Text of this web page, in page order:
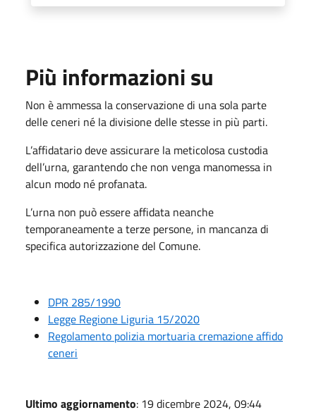
Più informazioni su
Non è ammessa la conservazione di una sola parte
delle ceneri né la divisione delle stesse in più parti.
L’affidatario deve assicurare la meticolosa custodia
dell’urna, garantendo che non venga manomessa in
alcun modo né profanata.
L’urna non può essere affidata neanche
temporaneamente a terze persone, in mancanza di
specifica autorizzazione del Comune.
DPR 285/1990
Legge Regione Liguria 15/2020
Regolamento polizia mortuaria cremazione affido
ceneri
Ultimo aggiornamento: 19 dicembre 2024, 09:44